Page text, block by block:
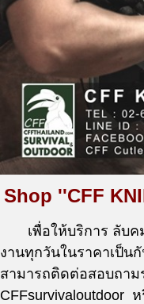
Shop ''CFF
เพื่อให้บริการ ลับ
งานทุกวันในราคาเป็น
สามารถติดต่อสอบถาม
CFFsurvivaloutdoor ห